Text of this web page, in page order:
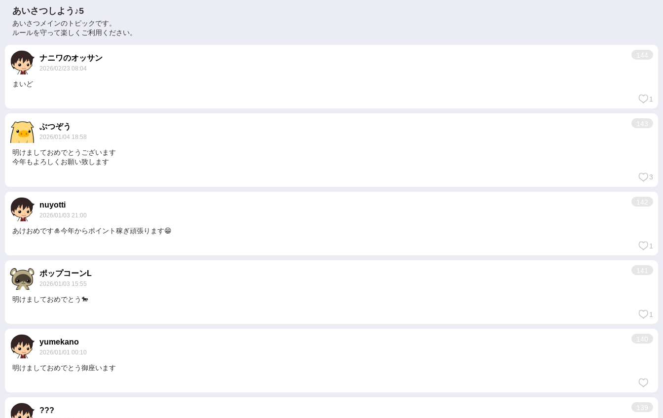
あいさつしよう♪5
あいさつメインのトピックです。
ルールを守って楽しくご利用ください。
ナニワのオッサン
2026/02/23 08:04
144
まいど
1
ぶつぞう
2026/01/04 18:58
143
明けましておめでとうございます
今年もよろしくお願い致します
3
nuyotti
2026/01/03 21:00
142
あけおめです🎍今年からポイント稼ぎ頑張ります😁
1
ポップコーンL
2026/01/03 15:55
141
明けましておめでとう🐎
1
yumekano
2026/01/01 00:10
140
明けましておめでとう御座います
??? 139